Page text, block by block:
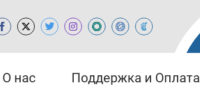
О нас Поддержка и Оплата